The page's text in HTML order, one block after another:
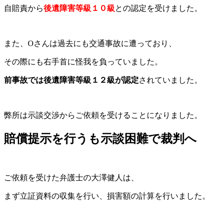
自賠責から後遺障害等級１０級との認定を受けました。
また、Oさんは過去にも交通事故に遭っており、
その際にも右手首に怪我を負っていました。
前事故では後遺障害等級１２級が認定されていました。
弊所は示談交渉からご依頼を受けることになりました。
賠償提示を行うも示談困難で裁判へ
ご依頼を受けた弁護士の大澤健人は、
まず立証資料の収集を行い、損害額の計算を行いました。